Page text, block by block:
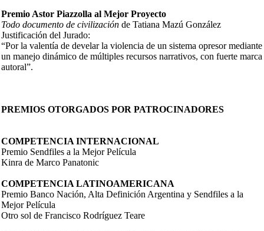
Premio Astor Piazzolla al Mejor Proyecto
Todo documento de civilización de Tatiana Mazú González
Justificación del Jurado:
“Por la valentía de develar la violencia de un sistema opresor mediante
un manejo dinámico de múltiples recursos narrativos, con fuerte marca
autoral”.
PREMIOS OTORGADOS POR PATROCINADORES
COMPETENCIA INTERNACIONAL
Premio Sendfiles a la Mejor Película
Kinra de Marco Panatonic
COMPETENCIA LATINOAMERICANA
Premio Banco Nación, Alta Definición Argentina y Sendfiles a la
Mejor Película
Otro sol de Francisco Rodríguez Teare